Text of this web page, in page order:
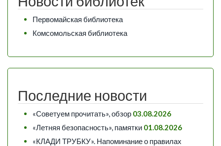
Первомайская библиотека
Комсомольская библиотека
Последние новости
«Советуем прочитать», обзор 03.08.2026
«Летняя безопасность», памятки 01.08.2026
«КЛАДИ ТРУБКУ». Напоминание о правилах